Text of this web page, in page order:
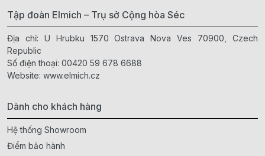
Tập đoàn Elmich – Trụ sở Cộng hòa Séc
Địa chỉ: U Hrubku 1570 Ostrava Nova Ves 70900, Czech
Republic
Số điện thoại: 00420 59 678 6688
Website: www.elmich.cz
Dành cho khách hàng
Hệ thống Showroom
Điểm bảo hành